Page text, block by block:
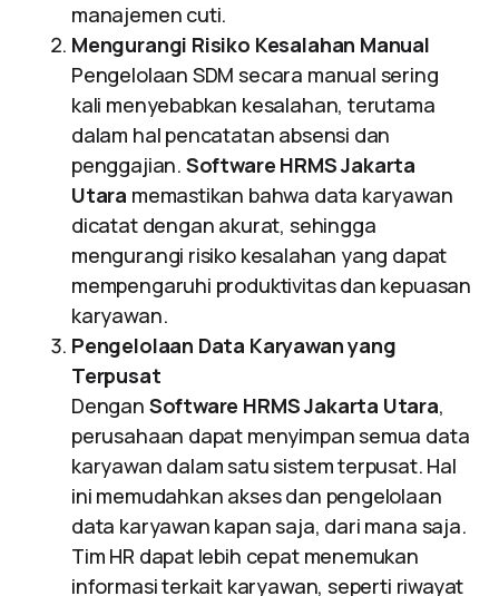
manajemen cuti.
Mengurangi Risiko Kesalahan Manual
Pengelolaan SDM secara manual sering
kali menyebabkan kesalahan, terutama
dalam hal pencatatan absensi dan
penggajian. Software HRMS Jakarta
Utara memastikan bahwa data karyawan
dicatat dengan akurat, sehingga
mengurangi risiko kesalahan yang dapat
mempengaruhi produktivitas dan kepuasan
karyawan.
Pengelolaan Data Karyawan yang
Terpusat
Dengan Software HRMS Jakarta Utara,
perusahaan dapat menyimpan semua data
karyawan dalam satu sistem terpusat. Hal
ini memudahkan akses dan pengelolaan
data karyawan kapan saja, dari mana saja.
Tim HR dapat lebih cepat menemukan
informasi terkait karyawan, seperti riwayat